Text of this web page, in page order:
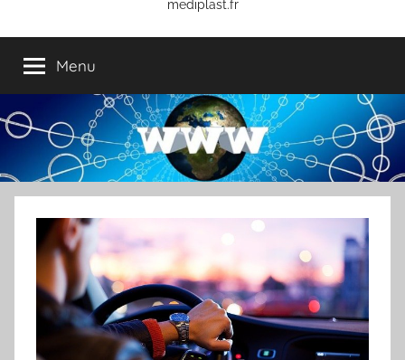
mediplast.fr
Menu